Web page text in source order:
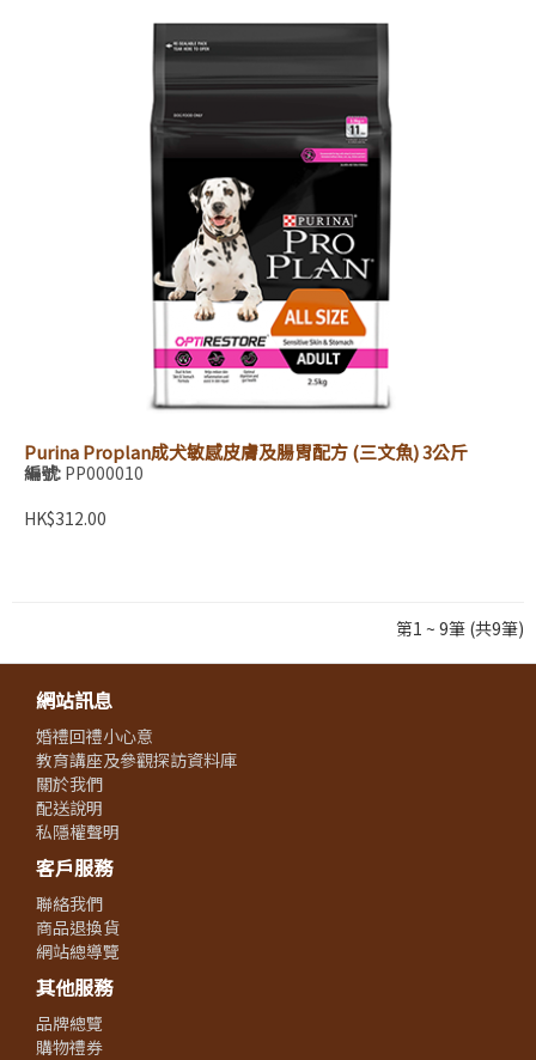
Purina Proplan成犬敏感皮膚及腸胃配方 (三文魚) 3公斤
編號: PP000010
HK$312.00
第1 ~ 9筆 (共9筆)
網站訊息
婚禮回禮小心意
教育講座及參觀探訪資料庫
關於我們
配送說明
私隱權聲明
客戶服務
聯絡我們
商品退換貨
網站總導覽
其他服務
品牌總覽
購物禮券